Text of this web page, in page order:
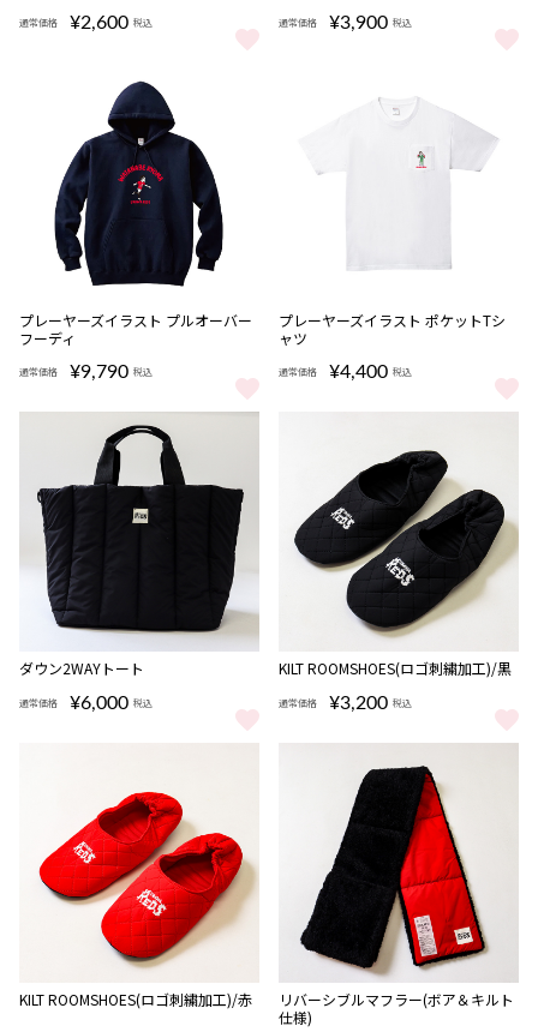
通常価格 ¥2,600 税込
URAWA REDS テレ玉くん/ フェイスタオル をもっと見る
通常価格 ¥3,900 税込
URAWA REDS テレ玉くん/ Tシ
プレーヤーズイラスト プルオーバー
フーディ
通常価格 ¥9,790 税込
プレーヤーズイラスト プルオーバーフーディ をもっと見る
プレーヤーズイラスト ポケットTシ
ャツ
通常価格 ¥4,400 税込
プレーヤーズイラスト ポケット
ダウン2WAYトート
通常価格 ¥6,000 税込
ダウン2WAYトート をもっと見る
KILT ROOMSHOES(ロゴ刺繍加工)/黒
通常価格 ¥3,200 税込
KILT ROOMSHOES(ロゴ刺繍加
KILT ROOMSHOES(ロゴ刺繍加工)/赤
リバーシブルマフラー(ボア＆キルト
仕様)